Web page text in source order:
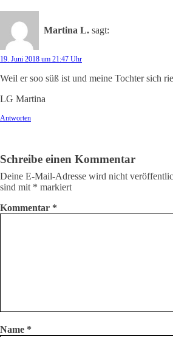
Martina L. sagt:
19. Juni 2018 um 21:47 Uhr
Weil er soo süß ist und meine Tochter sich
LG Martina
Antworten
Schreibe einen Kommentar
Deine E-Mail-Adresse wird nicht
sind mit * markiert
Kommentar *
Name *